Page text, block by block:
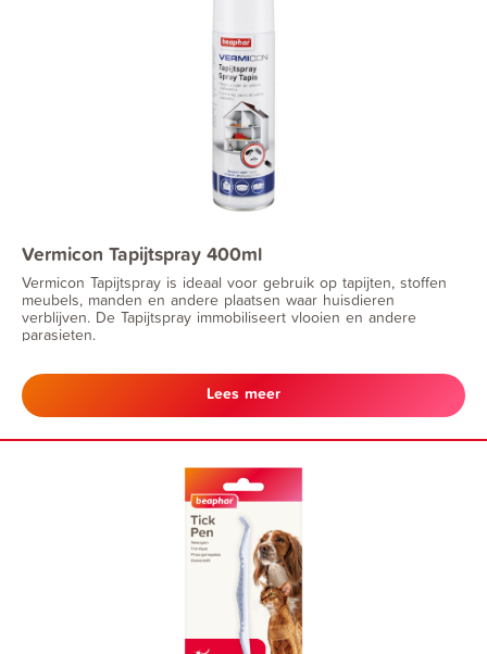
Vermicon Tapijtspray 400ml
Vermicon Tapijtspray is ideaal voor gebruik op tapijten, stoffen
meubels, manden en andere plaatsen waar huisdieren
verblijven. De Tapijtspray immobiliseert vlooien en andere
parasieten.
Lees meer